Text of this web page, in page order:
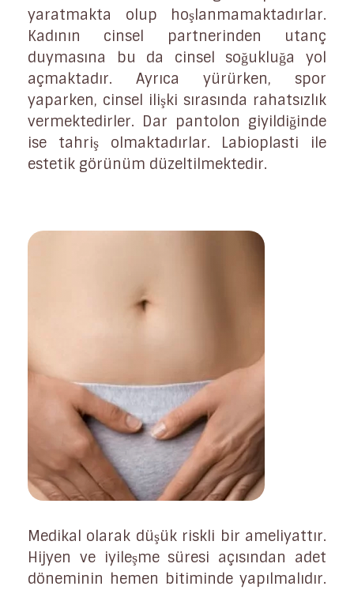
yaratmakta olup hoşlanmamaktadırlar.
Kadının cinsel partnerinden utanç
duymasına bu da cinsel soğukluğa yol
açmaktadır. Ayrıca yürürken, spor
yaparken, cinsel ilişki sırasında rahatsızlık
vermektedirler. Dar pantolon giyildiğinde
ise tahriş olmaktadırlar. Labioplasti ile
estetik görünüm düzeltilmektedir.
Medikal olarak düşük riskli bir ameliyattır.
Hijyen ve iyileşme süresi açısından adet
döneminin hemen bitiminde yapılmalıdır.